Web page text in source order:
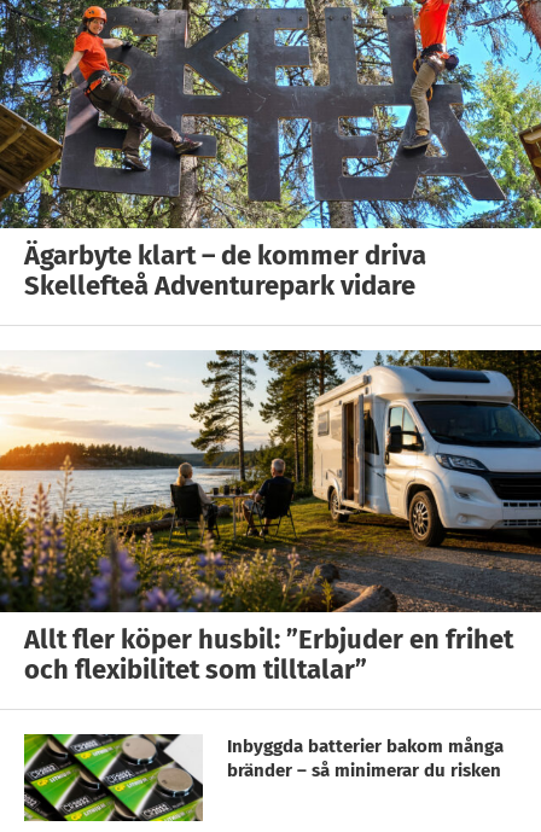
Ägarbyte klart – de kommer driva
Skellefteå Adventurepark vidare
Allt fler köper husbil: ”Erbjuder en frihet
och flexibilitet som tilltalar”
Inbyggda batterier bakom många
bränder – så minimerar du risken